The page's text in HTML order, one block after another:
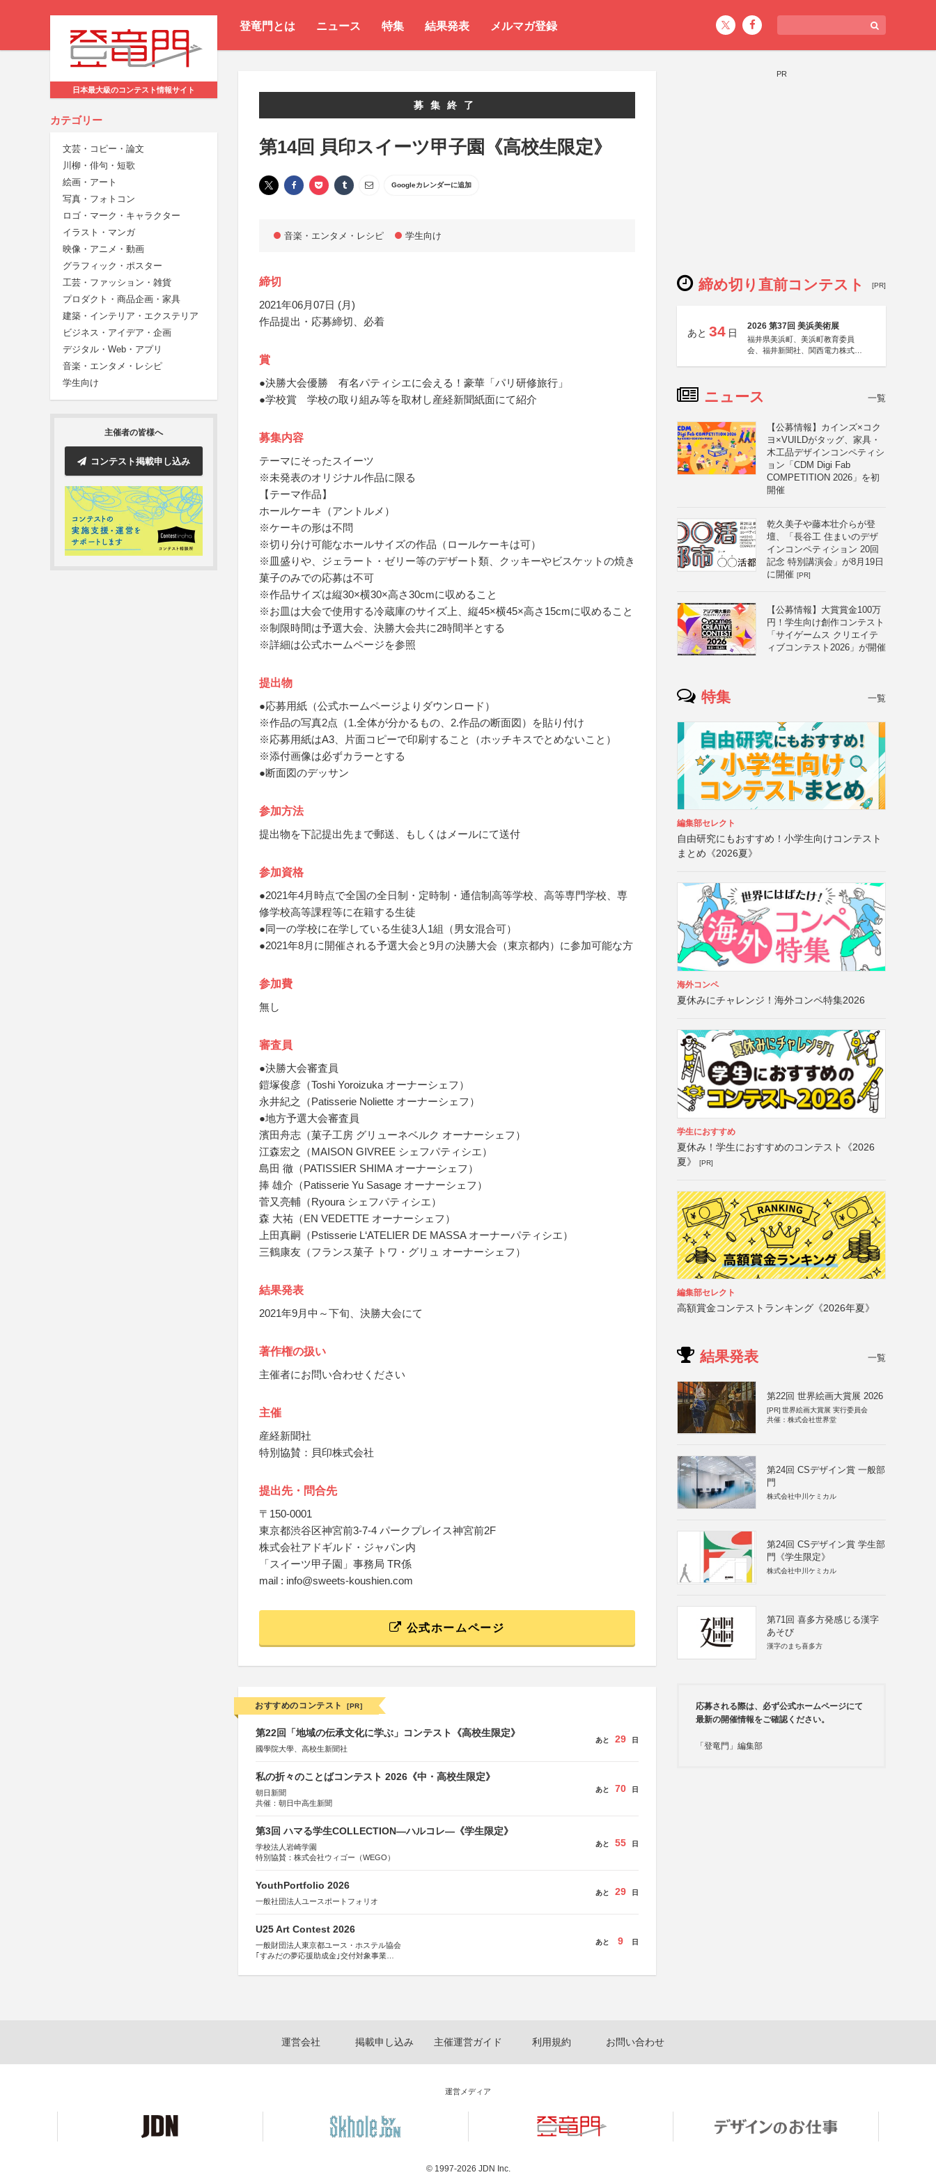
登竜門とは ニュース 特集 結果発表 メルマガ登録
日本最大級のコンテスト情報サイト
カテゴリー
文芸・コピー・論文
川柳・俳句・短歌
絵画・アート
写真・フォトコン
ロゴ・マーク・キャラクター
イラスト・マンガ
映像・アニメ・動画
グラフィック・ポスター
工芸・ファッション・雑貨
プロダクト・商品企画・家具
建築・インテリア・エクステリア
ビジネス・アイデア・企画
デジタル・Web・アプリ
音楽・エンタメ・レシピ
学生向け
主催者の皆様へ
コンテスト掲載申し込み
募集終了
第14回 貝印スイーツ甲子園《高校生限定》
Googleカレンダーに追加
音楽・エンタメ・レシピ 学生向け
締切
2021年06月07日 (月)
作品提出・応募締切、必着
賞
●決勝大会優勝 有名パティシエに会える！豪華「パリ研修旅行」
●学校賞 学校の取り組み等を取材し産経新聞紙面にて紹介
募集内容
テーマにそったスイーツ
※未発表のオリジナル作品に限る
【テーマ作品】
ホールケーキ（アントルメ）
※ケーキの形は不問
※切り分け可能なホールサイズの作品（ロールケーキは可）
※皿盛りや、ジェラート・ゼリー等のデザート類、クッキーやビスケットの焼き
菓子のみでの応募は不可
※作品サイズは縦30×横30×高さ30cmに収めること
※お皿は大会で使用する冷蔵庫のサイズ上、縦45×横45×高さ15cmに収めること
※制限時間は予選大会、決勝大会共に2時間半とする
※詳細は公式ホームページを参照
提出物
●応募用紙（公式ホームページよりダウンロード）
※作品の写真2点（1.全体が分かるもの、2.作品の断面図）を貼り付け
※応募用紙はA3、片面コピーで印刷すること（ホッチキスでとめないこと）
※添付画像は必ずカラーとする
●断面図のデッサン
参加方法
提出物を下記提出先まで郵送、もしくはメールにて送付
参加資格
●2021年4月時点で全国の全日制・定時制・通信制高等学校、高等専門学校、専
修学校高等課程等に在籍する生徒
●同一の学校に在学している生徒3人1組（男女混合可）
●2021年8月に開催される予選大会と9月の決勝大会（東京都内）に参加可能な方
参加費
無し
審査員
●決勝大会審査員
鎧塚俊彦（Toshi Yoroizuka オーナーシェフ）
永井紀之（Patisserie Noliette オーナーシェフ）
●地方予選大会審査員
濱田舟志（菓子工房 グリューネベルク オーナーシェフ）
江森宏之（MAISON GIVREE シェフパティシエ）
島田 徹（PATISSIER SHIMA オーナーシェフ）
捧 雄介（Patisserie Yu Sasage オーナーシェフ）
菅又亮輔（Ryoura シェフパティシエ）
森 大祐（EN VEDETTE オーナーシェフ）
上田真嗣（Pstisserie L‘ATELIER DE MASSA オーナーパティシエ）
三鶴康友（フランス菓子 トワ・グリュ オーナーシェフ）
結果発表
2021年9月中～下旬、決勝大会にて
著作権の扱い
主催者にお問い合わせください
主催
産経新聞社
特別協賛：貝印株式会社
提出先・問合先
〒150-0001
東京都渋谷区神宮前3-7-4 パークプレイス神宮前2F
株式会社アドギルド・ジャパン内
「スイーツ甲子園」事務局 TR係
mail : info@sweets-koushien.com
公式ホームページ
おすすめのコンテスト [PR]
第22回「地域の伝承文化に学ぶ」コンテスト《高校生限定》
國學院大學、高校生新聞社
あと 29 日
私の折々のことばコンテスト 2026《中・高校生限定》
朝日新聞
共催：朝日中高生新聞
あと 70 日
第3回 ハマる学生COLLECTION―ハルコレ―《学生限定》
学校法人岩崎学園
特別協賛：株式会社ウィゴー（WEGO）
あと 55 日
YouthPortfolio 2026
一般社団法人ユースポートフォリオ
あと 29 日
U25 Art Contest 2026
一般財団法人東京都ユース・ホステル協会
｢すみだの夢応援助成金｣交付対象事業
あと 9 日
PR
締め切り直前コンテスト [PR]
あと 34 日
2026 第37回 美浜美術展
福井県美浜町、美浜町教育委員
会、福井新聞社、関西電力株式会
ニュース 一覧
【公募情報】カインズ×コク
ヨ×VUILDがタッグ、家具・
木工品デザインコンペティシ
ョン「CDM Digi Fab
COMPETITION 2026」を初
開催
乾久美子や藤本壮介らが登
壇、「長谷工 住まいのデザ
インコンペティション 20回
記念 特別講演会」が8月19日
に開催 [PR]
【公募情報】大賞賞金100万
円！学生向け創作コンテスト
「サイゲームス クリエイテ
ィブコンテスト2026」が開催
特集 一覧
編集部セレクト
自由研究にもおすすめ！小学生向けコンテスト
まとめ《2026夏》
海外コンペ
夏休みにチャレンジ！海外コンペ特集2026
学生におすすめ
夏休み！学生におすすめのコンテスト《2026
夏》
[PR]
編集部セレクト
高額賞金コンテストランキング《2026年夏》
結果発表 一覧
第22回 世界絵画大賞展 2026
[PR] 世界絵画大賞展 実行委員会
共催：株式会社世界堂
第24回 CSデザイン賞 一般部
門
株式会社中川ケミカル
第24回 CSデザイン賞 学生部
門《学生限定》
株式会社中川ケミカル
第71回 喜多方発感じる漢字
あそび
漢字のまち喜多方
応募される際は、必ず公式ホームページにて
最新の開催情報をご確認ください。
「登竜門」編集部
運営会社 掲載申し込み 主催運営ガイド 利用規約 お問い合わせ
運営メディア
© 1997-2026 JDN Inc.